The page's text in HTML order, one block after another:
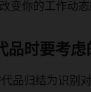
变你的工作动态
品时要考虑
品归结为识别